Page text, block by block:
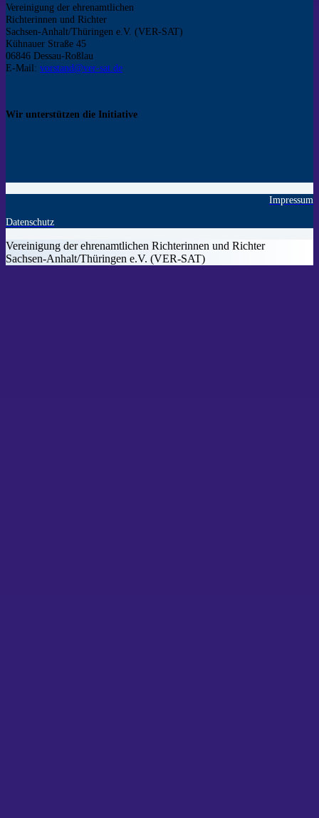
Vereinigung der ehrenamtlichen
Richterinnen und Richter
Sachsen-Anhalt/Thüringen e.V. (VER-SAT)
Kühnauer Straße 45
06846 Dessau-Roßlau
E-Mail: vorstand@ver-sat.de
Wir unterstützen die Initiative
Impressum
Datenschutz
Vereinigung der ehrenamtlichen Richterinnen und Richter
Sachsen-Anhalt/Thüringen e.V. (VER-SAT)